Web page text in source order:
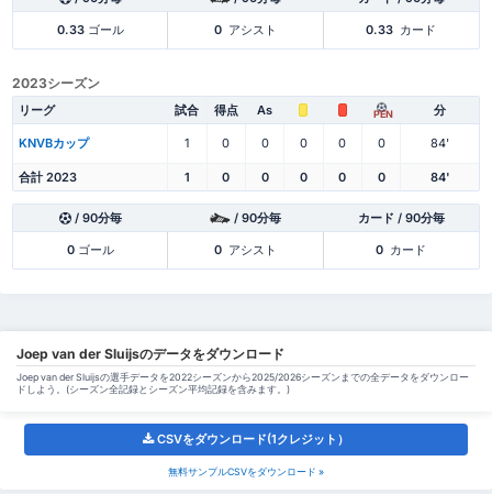
0.33ゴール 0 アシスト 0.33 カード
2023シーズン
リーグ 試合 得点 As PEN 分
KNVBカップ 1 0 0 0 0 0 84'
合計 2023 1 0 0 0 0 0 84'
/ 90分毎 / 90分毎 カード / 90分毎
0ゴール 0 アシスト 0 カード
Joep van der Sluijsのデータをダウンロード
Joep van der Sluijsの選手データを2022シーズンから2025/2026シーズンまでの全データをダウンロー
ドしよう。(シーズン全記録とシーズン平均記録を含みます。)
CSVをダウンロード(1クレジット）
無料サンプルCSVをダウンロード »